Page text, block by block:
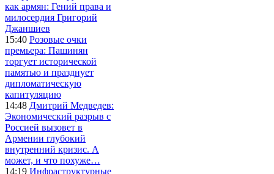
как армян: Гений права и
милосердия Григорий
Джаншиев
15:40 Розовые очки
премьера: Пашинян
торгует исторической
памятью и празднует
дипломатическую
капитуляцию
14:48 Дмитрий Медведев:
Экономический разрыв с
Россией вызовет в
Армении глубокий
внутренний кризис. А
может, и что похуже…
14:19 Инфраструктурные